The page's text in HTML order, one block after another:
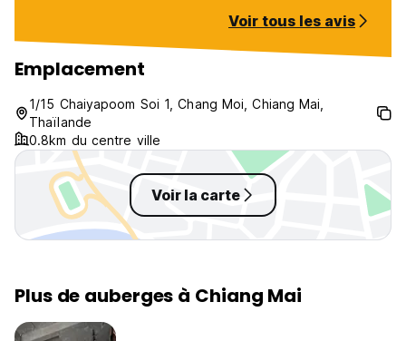
Dommage que
certaines
4h du matin par
Voir tous les avis
Emplacement
1/15 Chaiyapoom Soi 1, Chang Moi, Chiang Mai,
Thaïlande
0.8km du centre ville
Voir la carte
Plus de auberges à Chiang Mai